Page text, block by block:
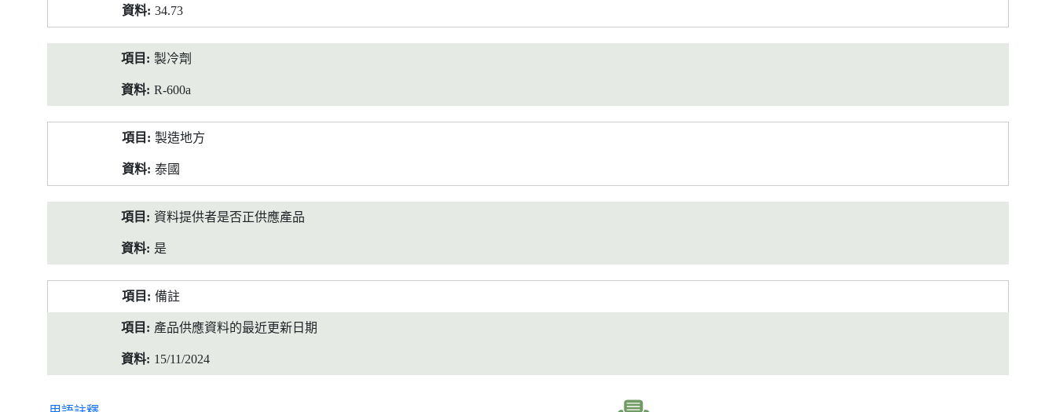
34.73
製冷劑
R-600a
製造地方
泰國
資料提供者是否正供應產品
是
備註
產品供應資料的最近更新日期
15/11/2024